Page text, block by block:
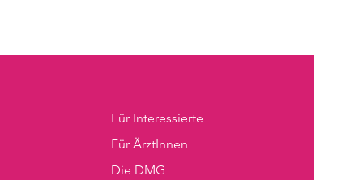
Für Interessierte
Für ÄrztInnen
Die DMG